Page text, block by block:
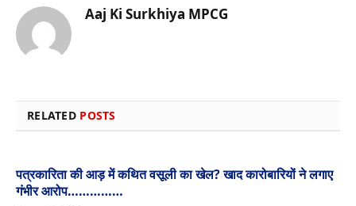
Aaj Ki Surkhiya MPCG
RELATED POSTS
पत्रकारिता की आड़ में कथित वसूली का खेल? खाद कारोबारियों ने लगाए
गंभीर आरोप……………